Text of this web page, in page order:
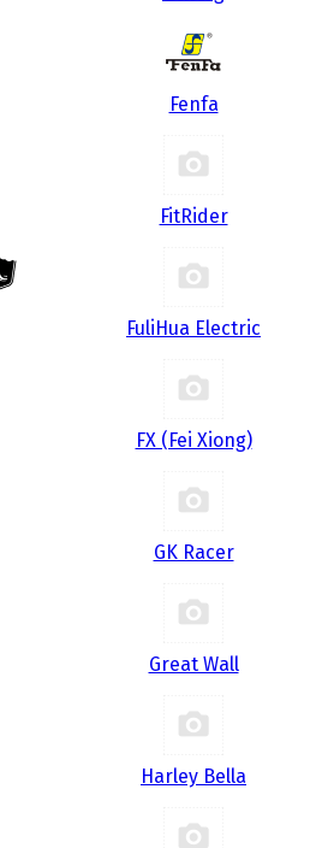
Fenfa
FitRider
FuliHua Electric
FX (Fei Xiong)
GK Racer
Great Wall
Harley Bella